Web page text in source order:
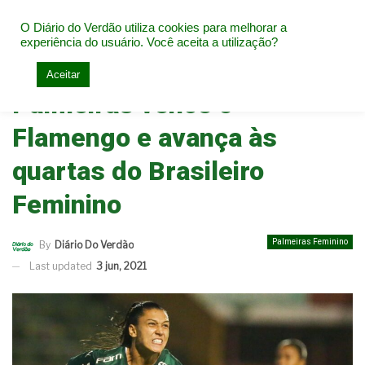
Home Palmeiras Feminino
Palmeiras vence o
Flamengo e avança às
quartas do Brasileiro
Feminino
Palmeiras Feminino
By Diário Do Verdão
Last updated 3 jun, 2021
O Diário do Verdão utiliza cookies para melhorar a
experiência do usuário. Você aceita a utilização?
Aceitar